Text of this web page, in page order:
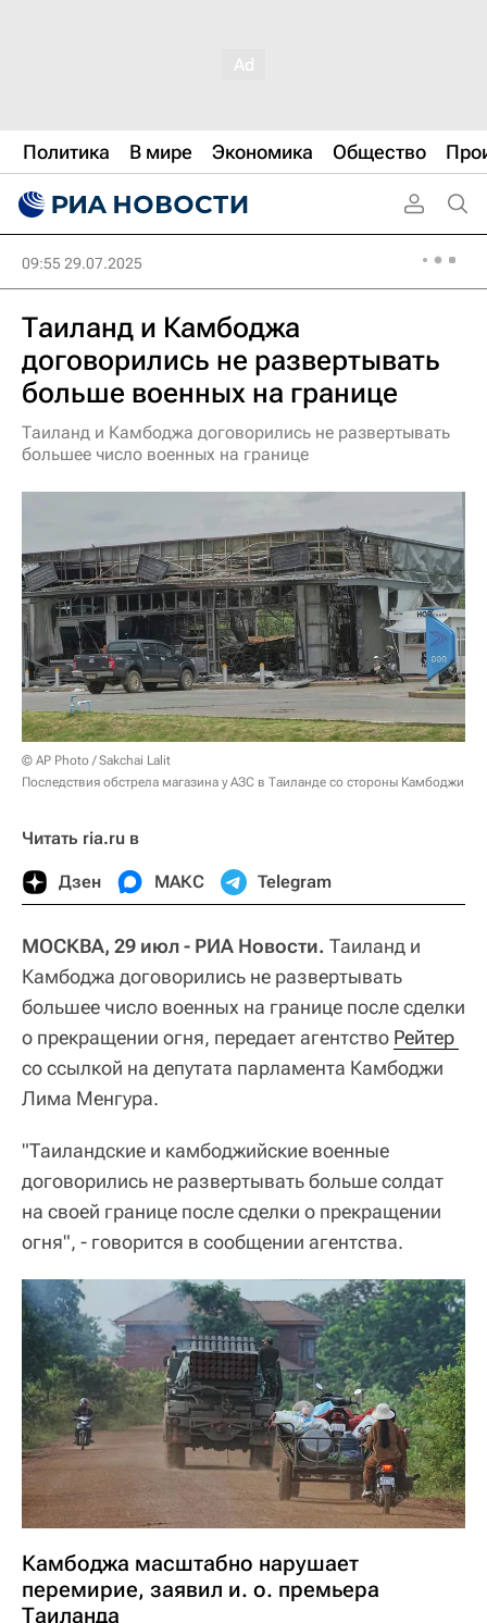
Политика В мире Экономика Общество
09:55 29.07.2025
Таиланд и Камбоджа
договорились не развертывать
больше военных на границе
Таиланд и Камбоджа договорились не развертывать
большее число военных на границе
© AP Photo / Sakchai Lalit
Последствия обстрела магазина у АЗС в Таиланде со стороны Камбоджи
Читать ria.ru в
Дзен МАКС Telegram
МОСКВА, 29 июл - РИА Новости. Таиланд и
Камбоджа договорились не развертывать
большее число военных на границе после сделки
о прекращении огня, передает агентство
со ссылкой на депутата парламента Камбоджи
Лима Менгура.
"Таиландские и камбоджийские военные
договорились не развертывать больше солдат
на своей границе после сделки о прекращении
огня", - говорится в сообщении агентства.
Камбоджа масштабно нарушает
перемирие, заявил и. о. премьера
Таиланда